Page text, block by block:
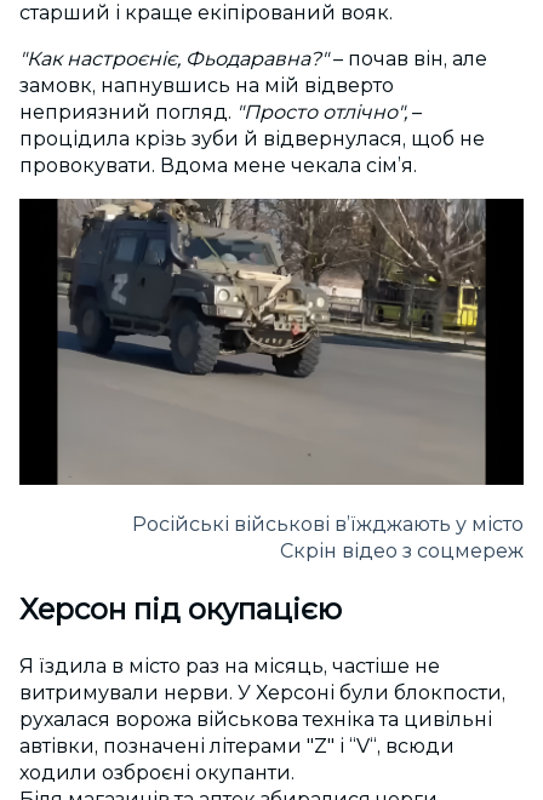
старший і краще екіпірований вояк.
"Как настроєніє, Фьодаравна?"– почав він, але
замовк, напнувшись на мій відверто
неприязний погляд. "Просто отлічно", –
процідила крізь зуби й відвернулася, щоб не
провокувати. Вдома мене чекала сім’я.
Російські військові в’їжджають у місто
Скрін відео з соцмереж
Херсон під окупацією
Я їздила в місто раз на місяць, частіше не
витримували нерви. У Херсоні були блокпости,
рухалася ворожа військова техніка та цивільні
автівки, позначені літерами "Z" і “V“, всюди
ходили озброєні окупанти.